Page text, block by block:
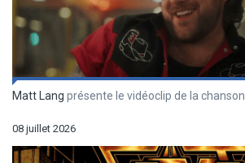
Matt Lang présente le vidéoclip de la chanson
08 juillet 2026